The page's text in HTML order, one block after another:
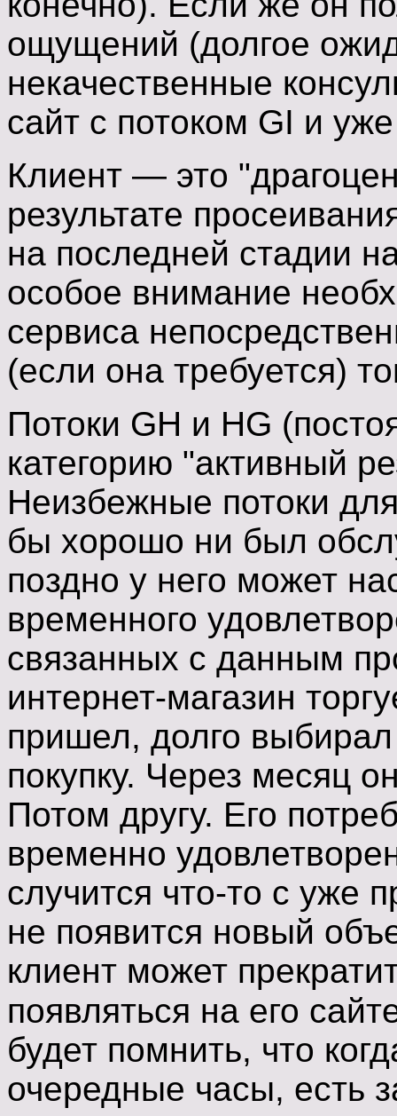
ощущений (долгое
некачественные
сайт с потоком GI и
Клиент — это
результате
на последней стадии
особое внимание
сервиса
(если она требуется)
Потоки GH и HG
категорию "активный
Неизбежные потоки
бы хорошо ни был
поздно у него может
временного
связанных с данным
интернет-магазин
пришел, долго
покупку. Через месяц
Потом другу. Его
временно
случится что-то с уже
не появится новый
клиент может
появляться на его
будет помнить, что
очередные часы, есть